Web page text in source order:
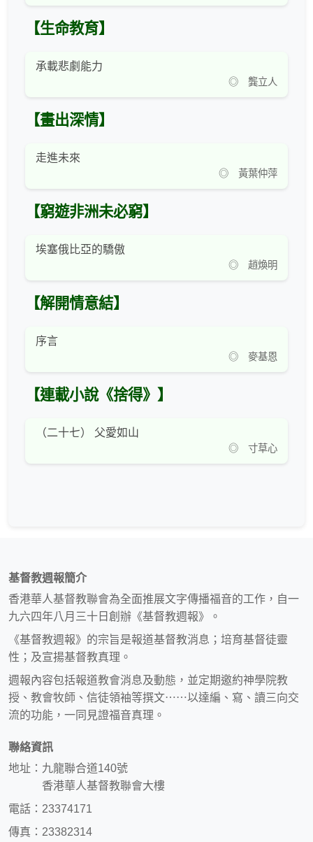
【生命教育】
承載悲劇能力
◎ 龔立人
【畫出深情】
走進未來
◎ 黃葉仲萍
【窮遊非洲未必窮】
埃塞俄比亞的驕傲
◎ 趙煥明
【解開情意結】
序言
◎ 麥基恩
【連載小說《捨得》】
（二十七） 父愛如山
◎ 寸草心
基督教週報簡介
香港華人基督教聯會為全面推展文字傳播福音的工作，自一
九六四年八月三十日創辦《基督教週報》。
《基督教週報》的宗旨是報道基督教消息；培育基督徒靈
性；及宣揚基督教真理。
週報內容包括報道教會消息及動態，並定期邀約神學院教
授、教會牧師、信徒領袖等撰文⋯⋯以達編、寫、讀三向交
流的功能，一同見證福音真理。
聯絡資訊
地址：九龍聯合道140號
香港華人基督教聯會大樓
電話：23374171
傳真：23382314